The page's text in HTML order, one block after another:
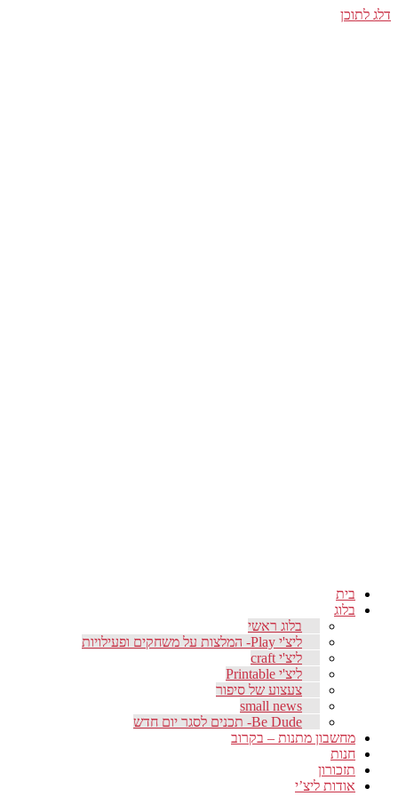
דלג לתוכן
בית
בלוג
בלוג ראשי
ליצ'י Play- המלצות על משחקים ופעילויות
ליצ'י craft
ליצ'י Printable
צעצוע של סיפור
small news
Be Dude- תכנים לסגר יום חדש
מחשבון מתנות – בקרוב
חנות
תזכורון
אודות ליצ’י